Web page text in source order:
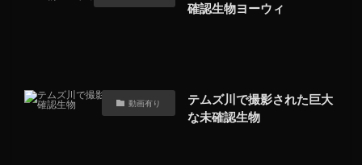
確認生物ヨーウィ
動画有り
テムズ川で撮影された巨大
な未確認生物